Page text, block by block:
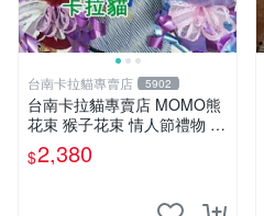
台南卡拉貓專賣店 5902
台南卡拉貓專賣店 MOMO熊
花束 猴子花束 情人節禮物 二
選一 可繡字 可今天寄明天到
$2,380